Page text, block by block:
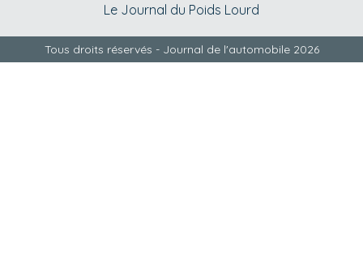
Le Journal du Poids Lourd
Tous droits réservés - Journal de l'automobile 2026